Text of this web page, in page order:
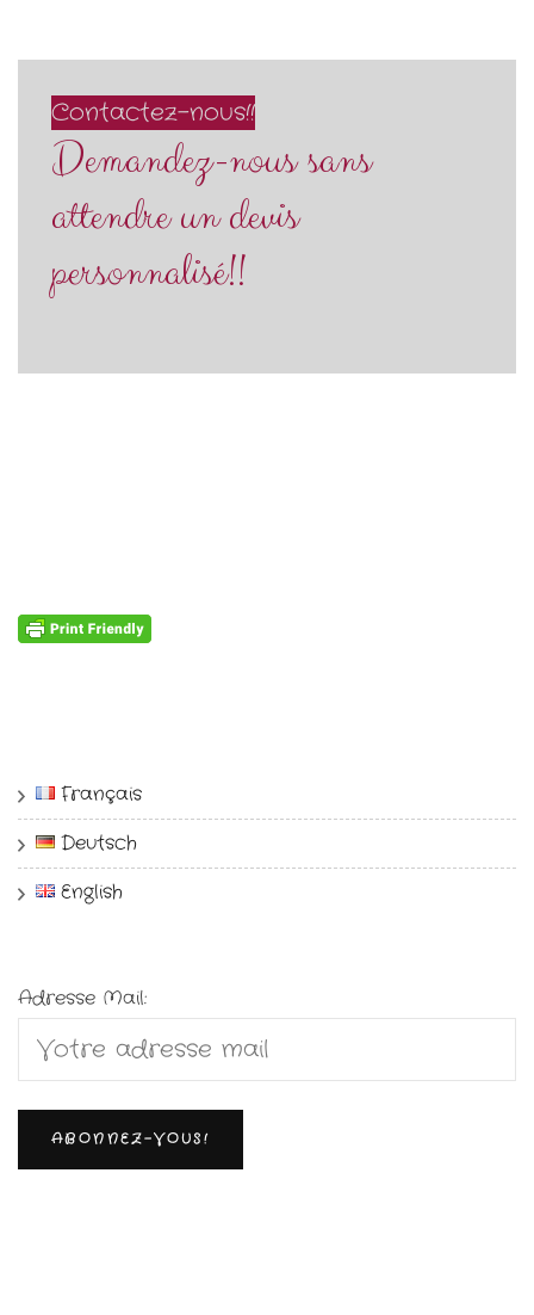
Contactez-nous!!
Demandez-nous sans
attendre un devis
personnalisé!!
Français
Deutsch
English
Adresse Mail: